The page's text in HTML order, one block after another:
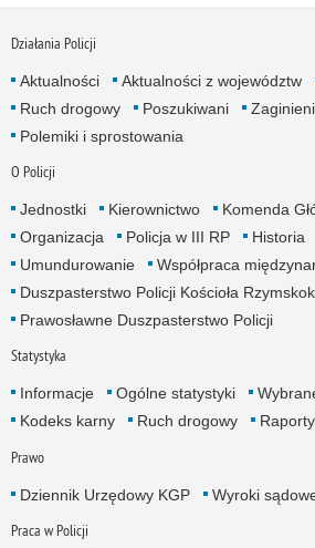
Działania Policji
Aktualności Aktualności z województw
Ruch drogowy
Poszukiwani Zaginieni
Polemiki i sprostowania
O Policji
Jednostki Kierownictwo
Komenda
Organizacja
Policja w III RP Historia
Umundurowanie
Współpraca
Duszpasterstwo Policji Kościoła
Prawosławne Duszpasterstwo Policji
Statystyka
Informacje Ogólne statystyki
Kodeks karny
Ruch drogowy Raporty
Prawo
Dziennik Urzędowy KGP Wyroki
Praca w Policji